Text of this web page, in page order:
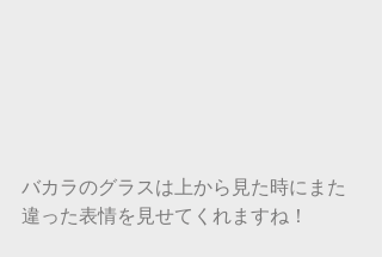
バカラのグラスは上から見た時にまた
違った表情を見せてくれますね！